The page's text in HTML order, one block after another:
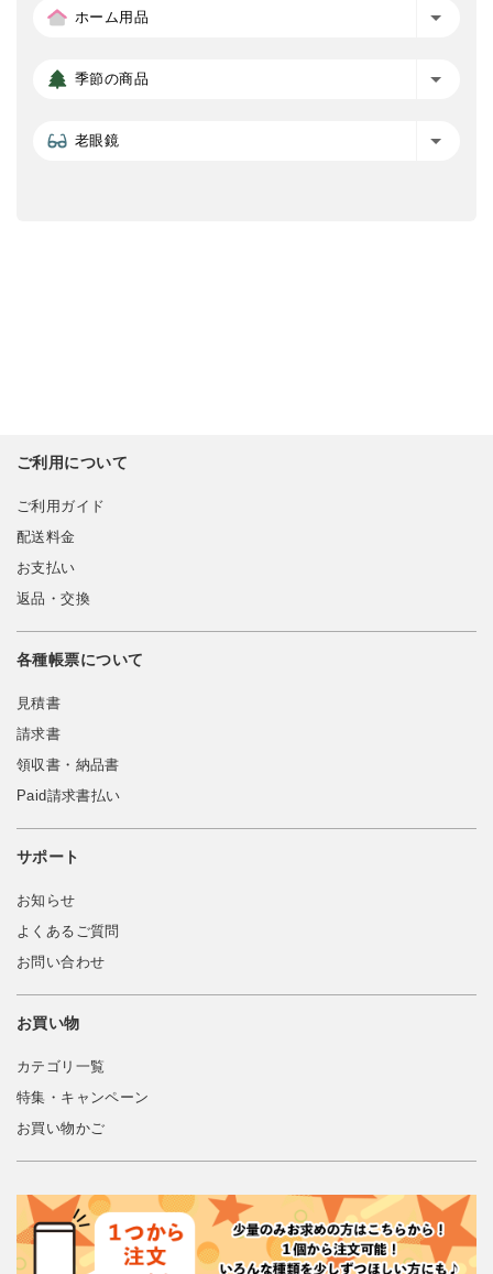
ホーム用品
季節の商品
老眼鏡
ご利用について
ご利用ガイド
配送料金
お支払い
返品・交換
各種帳票について
見積書
請求書
領収書・納品書
Paid請求書払い
サポート
お知らせ
よくあるご質問
お問い合わせ
お買い物
カテゴリ一覧
特集・キャンペーン
お買い物かご